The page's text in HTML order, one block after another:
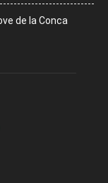
de la Conca